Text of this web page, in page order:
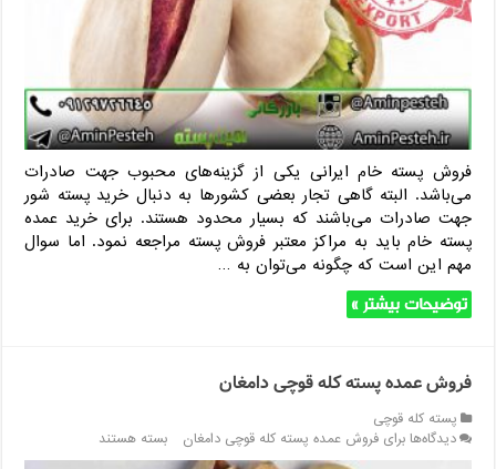
فروش پسته خام ایرانی یکی از گزینه‌های محبوب جهت صادرات
می‌باشد. البته گاهی تجار بعضی کشورها به دنبال خرید پسته شور
جهت صادرات می‌باشند که بسیار محدود هستند. برای خرید عمده
پسته خام باید به مراکز معتبر فروش پسته مراجعه نمود. اما سوال
مهم این است که چگونه می‌توان به …
توضیحات بیشتر »
فروش عمده پسته کله قوچی دامغان
پسته کله قوچی
دیدگاه‌هابرای فروش عمده پسته کله قوچی دامغان بسته هستند